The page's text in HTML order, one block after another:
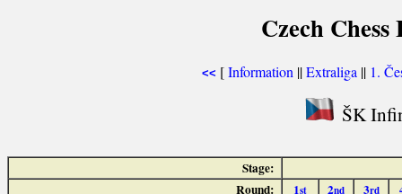
Czech
<< [Information ||Extraliga || 1.
ŠK
Stage:
Round:
1st 2nd 3rd